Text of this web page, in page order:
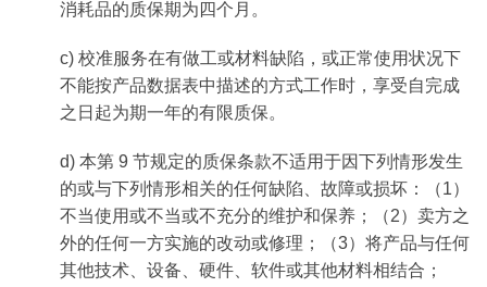
消耗品的质保期为四个月。
c) 校准服务在有做工或材料缺陷，或正常使用状况下
不能按产品数据表中描述的方式工作时，享受自完成
之日起为期一年的有限质保。
d) 本第 9 节规定的质保条款不适用于因下列情形发生
的或与下列情形相关的任何缺陷、故障或损坏：（1）
不当使用或不当或不充分的维护和保养；（2）卖方之
外的任何一方实施的改动或修理；（3）将产品与任何
其他技术、设备、硬件、软件或其他材料相结合；